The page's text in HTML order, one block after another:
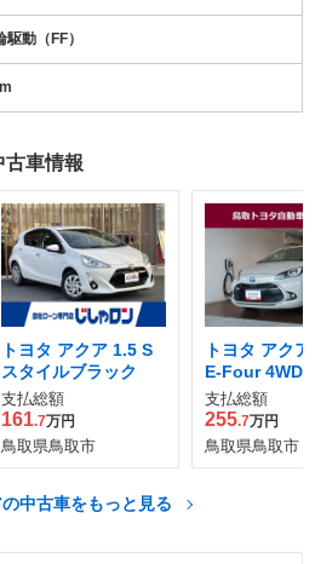
駆動（FF）
m
古車情報
トヨタ アクア 1.5 S
スタイルブラック
支払総額
161.7万円
鳥取県鳥取市
トヨタ アク
E-Four 4WD
支払総額
255.7万円
鳥取県鳥取市
の中古車をもっと見る